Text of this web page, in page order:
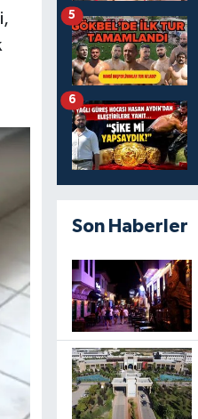
5
6
Son Haberler